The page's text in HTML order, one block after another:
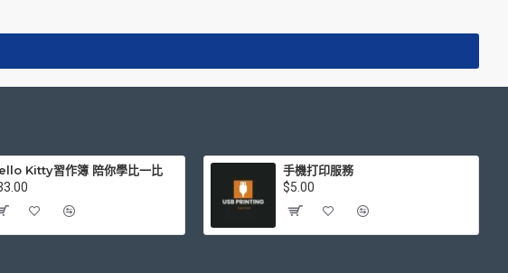
Kitty習作簿 陪你學比一比
手機打印服務
$5.00